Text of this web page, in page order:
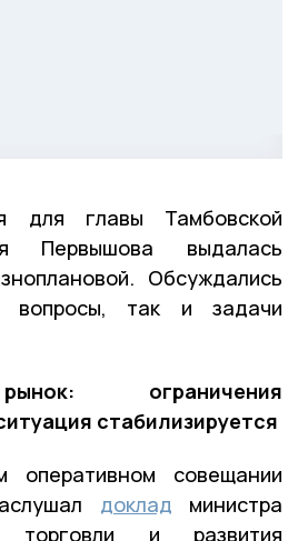
для главы Тамбовской
Первышова выдалась
Обсуждались
вопросы, так и задачи
ограничения
стабилизируется
оперативном совещании
доклад министра
торговли и развития